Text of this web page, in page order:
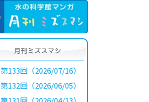
第133回（2026/07/16）
第132回（2026/06/05）